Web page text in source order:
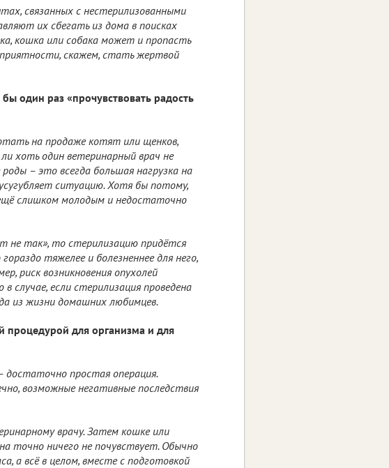
связанных с нестерилизованными
их сбегать из дома в поисках
кошка или собака может и пропасть
скажем, стать жертвой
один раз «прочувствовать радость
на продаже котят или щенков,
хоть один ветеринарный врач не
– это всегда большая нагрузка на
ситуацию. Хотя бы потому,
слишком молодым и недостаточно
не так», то стерилизацию придётся
тяжелее и болезненнее для него,
риск возникновения опухолей
случае, если стерилизация проведена
из жизни домашних любимцев.
процедурой для организма и для
достаточно простая операция.
возможные негативные последствия
врачу. Затем кошке или
точно ничего не почувствует. Обычно
а всё в целом, вместе с подготовкой